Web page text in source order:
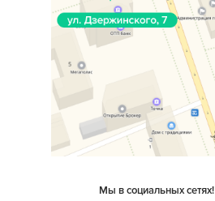
Мы в социальных сетях!